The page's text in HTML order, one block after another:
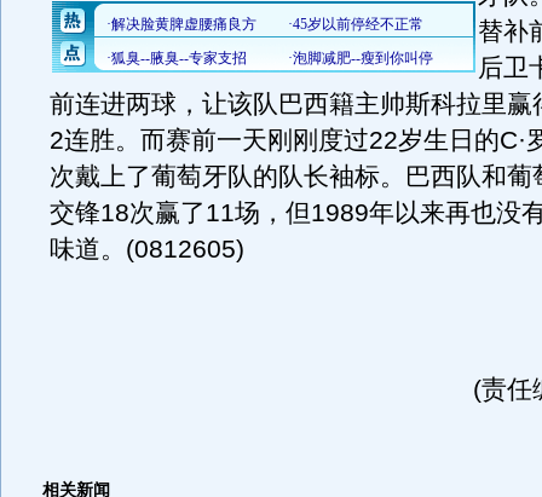
替补
后卫
前连进两球，让该队巴西籍主帅斯科拉里赢
2连胜。而赛前一天刚刚度过22岁生日的C·
次戴上了葡萄牙队的队长袖标。巴西队和葡
交锋18次赢了11场，但1989年以来再也没
味道。(0812605)
(责任
相关新闻